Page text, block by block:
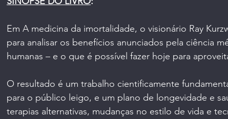
Em A medicina da imortalidade, o visionário Ray
para analisar os benefícios anunciados pela ciência
humanas – e o que é possível fazer hoje para
O resultado é um trabalho cientificamente
para o público leigo, e um plano de longevidade e
terapias alternativas, mudanças no estilo de vida e